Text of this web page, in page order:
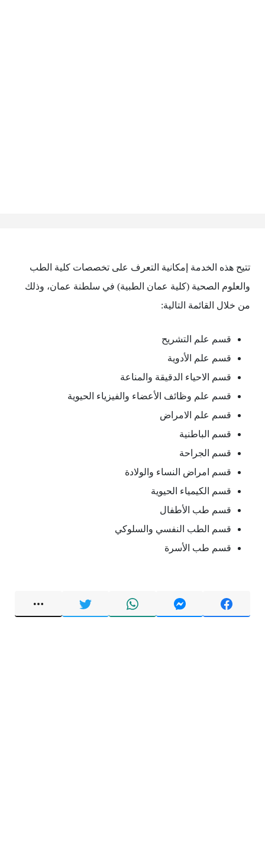
تتيح هذه الخدمة إمكانية التعرف على تخصصات كلية الطب
والعلوم الصحية (كلية عمان الطبية) في سلطنة عمان، وذلك
من خلال القائمة التالية:
قسم علم التشريح
قسم علم الأدوية
قسم الاحياء الدقيقة والمناعة
قسم علم وظائف الأعضاء والفيزياء الحيوية
قسم علم الامراض
قسم الباطنية
قسم الجراحة
قسم امراض النساء والولادة
قسم الكيمياء الحيوية
قسم طب الأطفال
قسم الطب النفسي والسلوكي
قسم طب الأسرة